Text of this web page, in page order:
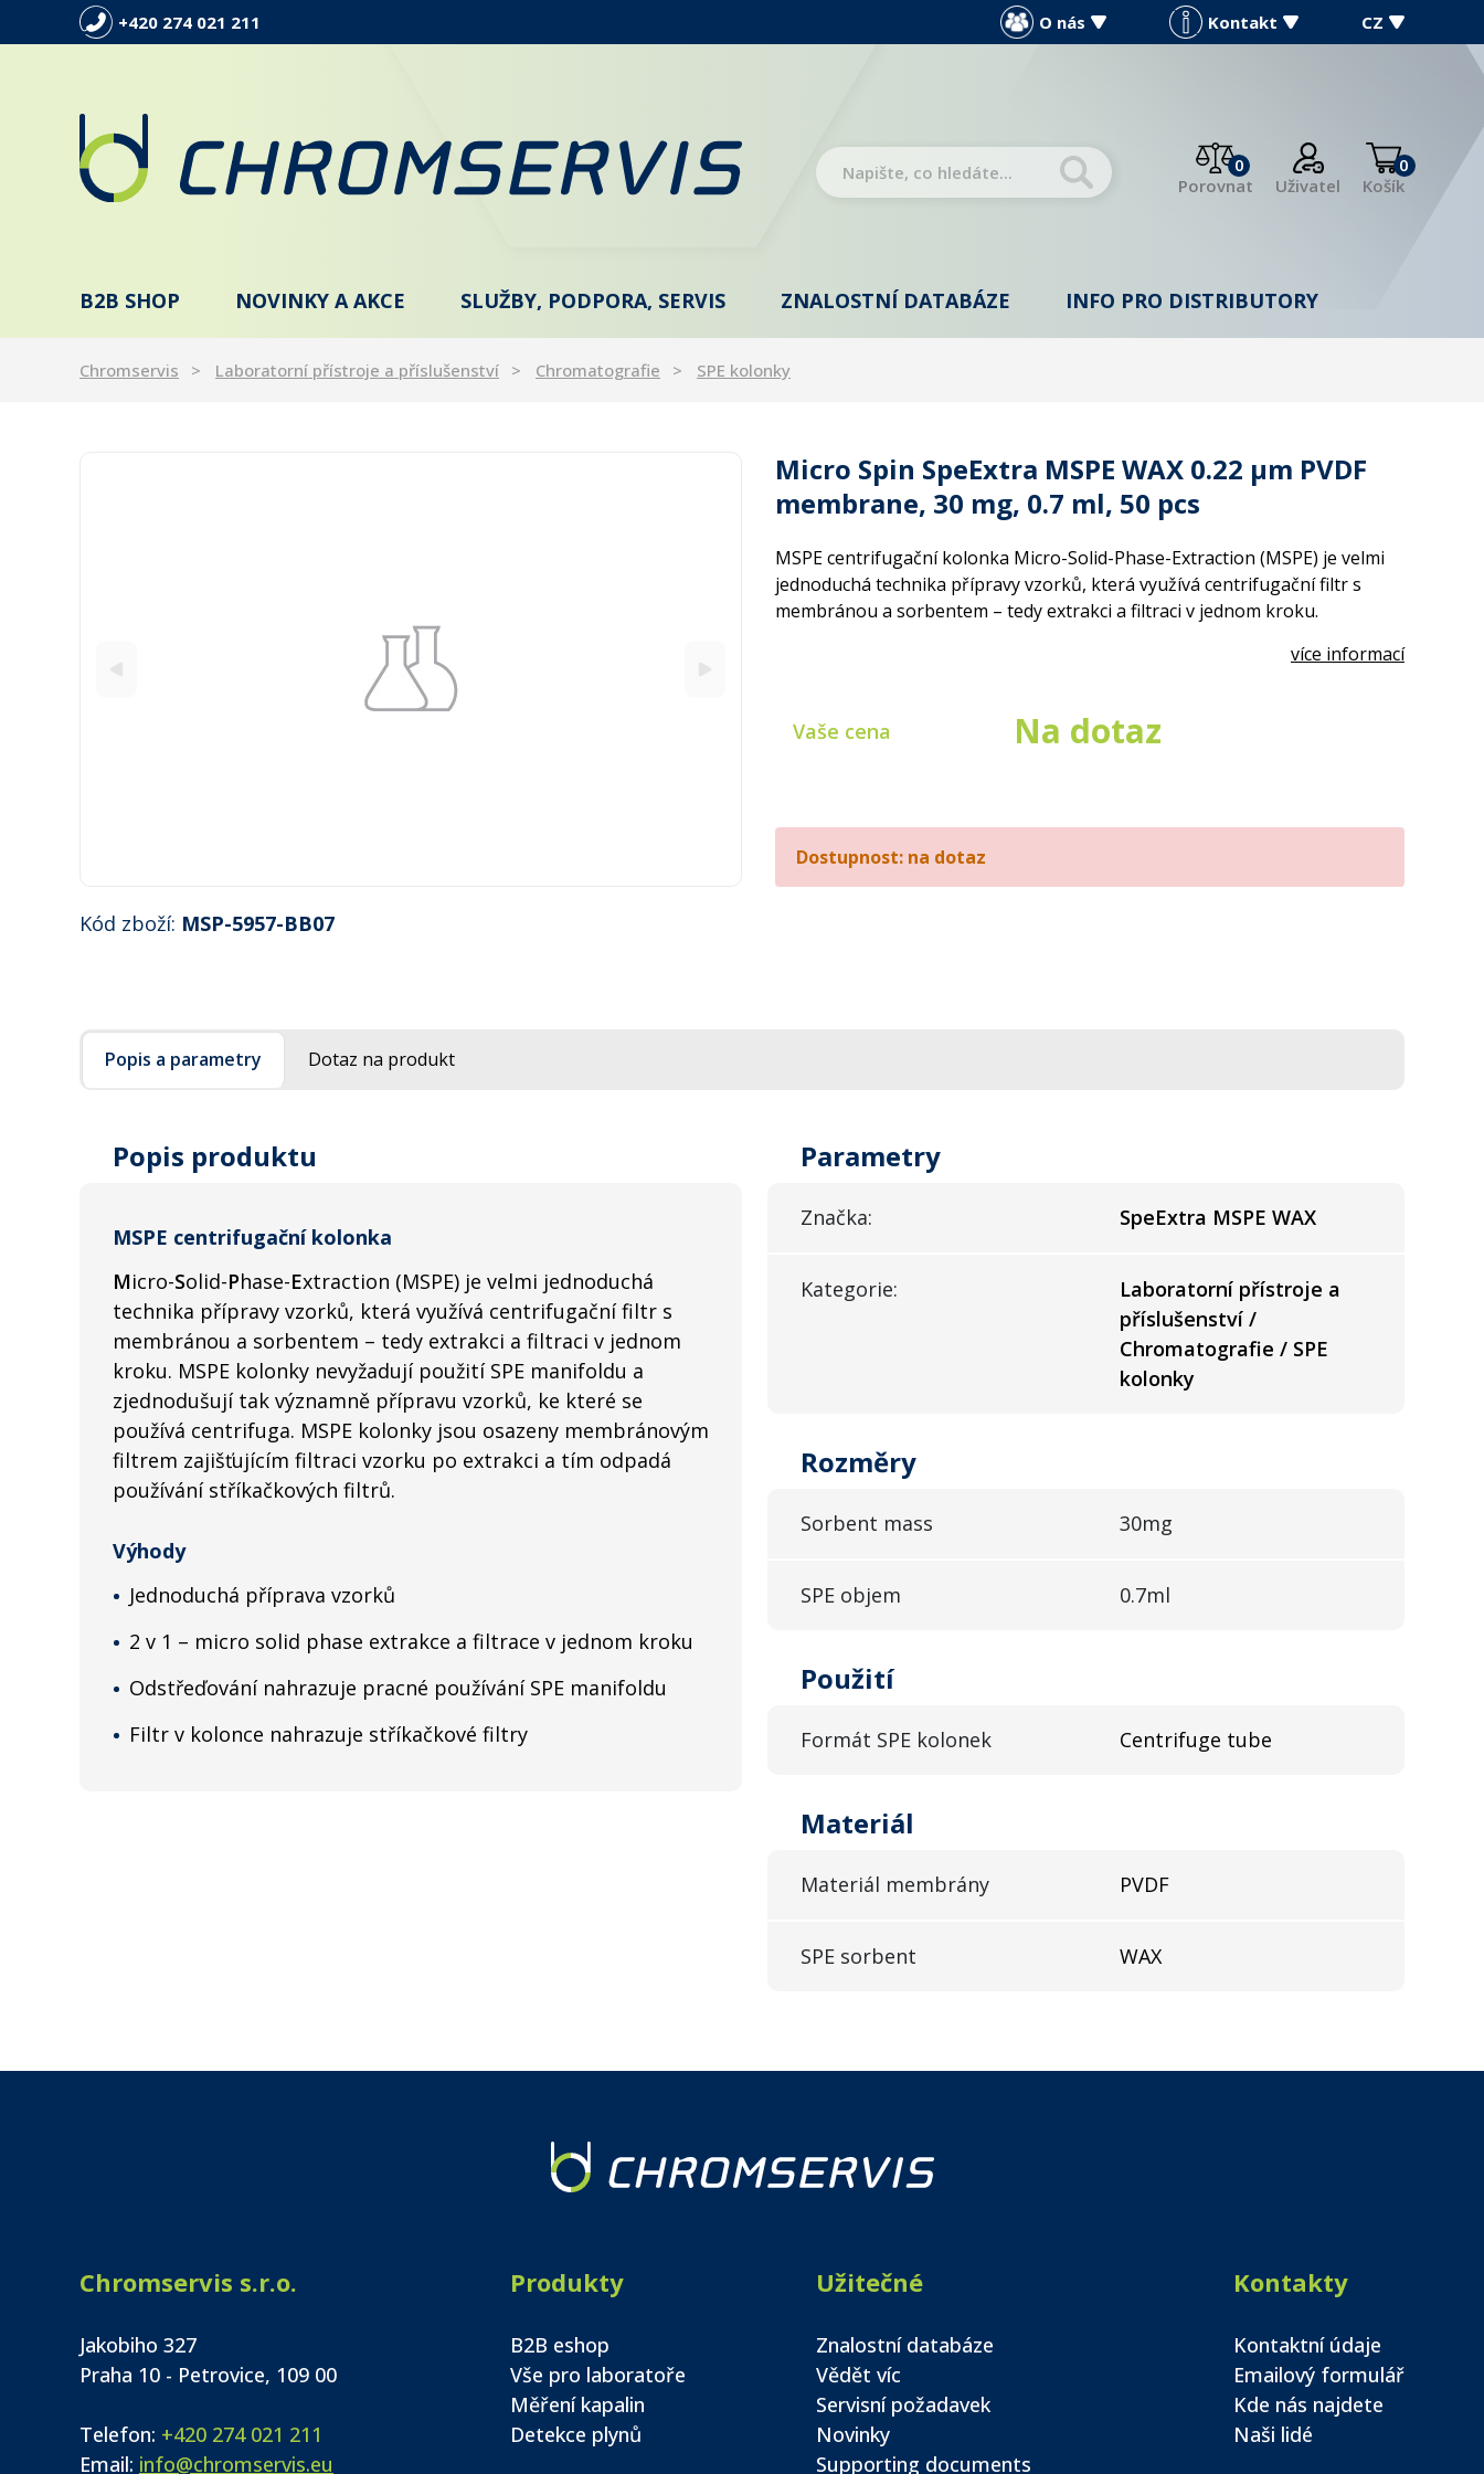
+420 274 021 211 O nás Kontakt CZ
0
Porovnat
Uživatel
0
Košík
B2B SHOP NOVINKY A AKCE SLUŽBY, PODPORA, SERVIS ZNALOSTNÍ DATABÁZE INFO PRO DISTRIBUTORY
Chromservis Laboratorní přístroje a příslušenství Chromatografie SPE kolonky
Micro Spin SpeExtra MSPE WAX 0.22 µm PVDF
membrane, 30 mg, 0.7 ml, 50 pcs
Kód zboží: MSP-5957-BB07
MSPE centrifugační kolonka Micro-Solid-Phase-Extraction (MSPE) je velmi
jednoduchá technika přípravy vzorků, která využívá centrifugační filtr s
membránou a sorbentem – tedy extrakci a filtraci v jednom kroku.
více informací
Vaše cena Na dotaz
Dostupnost: na dotaz
Popis a parametry Dotaz na produkt
Popis produktu
MSPE centrifugační kolonka
Micro-Solid-Phase-Extraction (MSPE) je velmi jednoduchá
technika přípravy vzorků, která využívá centrifugační filtr s
membránou a sorbentem – tedy extrakci a filtraci v jednom
kroku. MSPE kolonky nevyžadují použití SPE manifoldu a
zjednodušují tak významně přípravu vzorků, ke které se
používá centrifuga. MSPE kolonky jsou osazeny membránovým
filtrem zajišťujícím filtraci vzorku po extrakci a tím odpadá
používání stříkačkových filtrů.
Výhody
Jednoduchá příprava vzorků
2 v 1 – micro solid phase extrakce a filtrace v jednom kroku
Odstřeďování nahrazuje pracné používání SPE manifoldu
Filtr v kolonce nahrazuje stříkačkové filtry
Parametry
Značka: SpeExtra MSPE WAX
Kategorie:
Laboratorní přístroje a
příslušenství /
Chromatografie / SPE
kolonky
Rozměry
Sorbent mass 30mg
SPE objem 0.7ml
Použití
Formát SPE kolonek Centrifuge tube
Materiál
Materiál membrány PVDF
SPE sorbent WAX
Chromservis s.r.o.
Jakobiho 327
Praha 10 - Petrovice, 109 00
Telefon: +420 274 021 211
Email: info@chromservis.eu
Produkty
B2B eshop
Vše pro laboratoře
Měření kapalin
Detekce plynů
Užitečné
Znalostní databáze
Vědět víc
Servisní požadavek
Novinky
Supporting documents
Kontakty
Kontaktní údaje
Emailový formulář
Kde nás najdete
Naši lidé